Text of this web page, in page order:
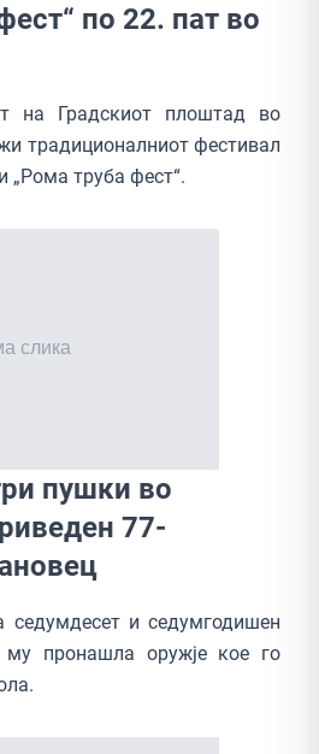
по 22. пат во
на Градскиот плоштад во
традиционалниот фестивал
„Рома труба фест“.
пушки во
77-
седумдесет и седумгодишен
му пронашла оружје кое го